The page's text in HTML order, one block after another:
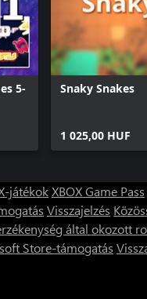
5-
Snaky Snakes
1 025,00 HUF
játékokXBOX Game Pass
Visszajelzés
által okozott
Store-támogatás